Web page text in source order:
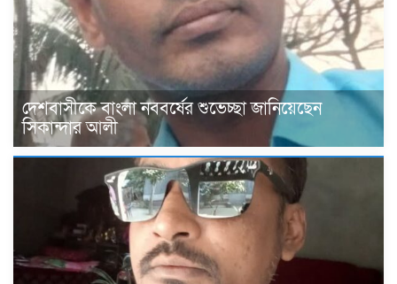
দেশবাসীকে বাংলা নববর্ষের শুভেচ্ছা জানিয়েছেন
সিকান্দার আলী